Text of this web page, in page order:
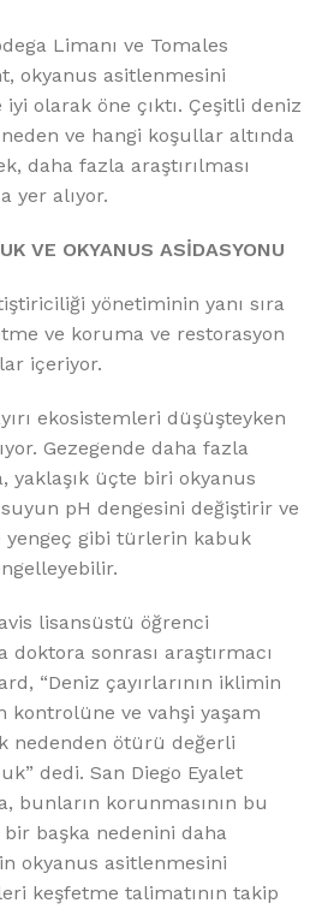
Limanı ve Tomales
okyanus asitlenmesini
olarak öne çıktı. Çeşitli deniz
ve hangi koşullar altında
daha fazla araştırılması
yer alıyor.
VE OKYANUS ASİDASYONU
yönetiminin yanı sıra
ve koruma ve restorasyon
içeriyor.
ekosistemleri düşüşteyken
Gezegende daha fazla
yaklaşık üçte biri okyanus
pH dengesini değiştirir ve
yengeç gibi türlerin kabuk
lisansüstü öğrenci
doktora sonrası araştırmacı
“Deniz çayırlarının iklimin
kontrolüne ve vahşi yaşam
nedenden ötürü değerli
dedi. San Diego Eyalet
bunların korunmasının bu
başka nedenini daha
okyanus asitlenmesini
keşfetme talimatının takip